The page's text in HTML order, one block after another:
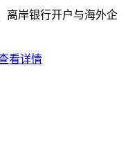
离岸银行开户与海外企
看详情